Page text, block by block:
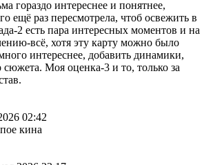
гораздо интереснее и понятнее,
ещё раз пересмотрела, чтоб освежить в
2 есть пара интересных моментов и на
всё, хотя эту карту можно было
интереснее, добавить динамики,
сюжета. Моя оценка-3 и то, только за
02:42
кина